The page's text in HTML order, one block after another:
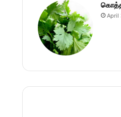
April